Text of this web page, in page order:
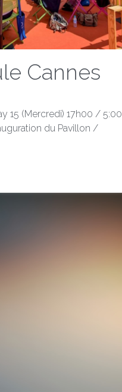
Cannes
15 (Mercredi) 17h00 / 5:00
du Pavillon /